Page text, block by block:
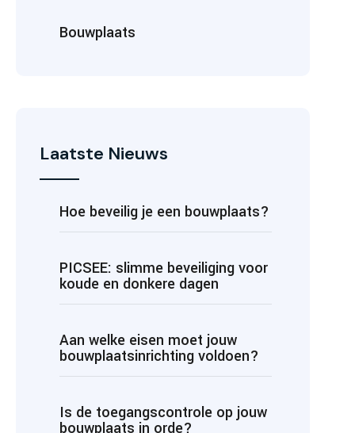
Bouwplaats
Laatste Nieuws
Hoe beveilig je een bouwplaats?
PICSEE: slimme beveiliging voor
koude en donkere dagen
Aan welke eisen moet jouw
bouwplaatsinrichting voldoen?
Is de toegangscontrole op jouw
bouwplaats in orde?